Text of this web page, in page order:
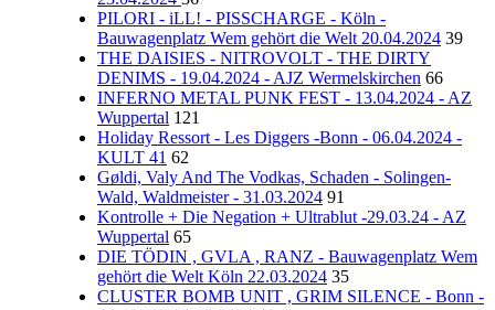
PILORI - iLL! - PISSCHARGE - Köln -
Bauwagenplatz Wem gehört die Welt 20.04.2024 39
THE DAISIES - NITROVOLT - THE DIRTY
DENIMS - 19.04.2024 - AJZ Wermelskirchen 66
INFERNO METAL PUNK FEST - 13.04.2024 - AZ
Wuppertal 121
Holiday Ressort - Les Diggers -Bonn - 06.04.2024 -
KULT 41 62
Gøldi, Valy And The Vodkas, Schaden - Solingen-
Wald, Waldmeister - 31.03.2024 91
Kontrolle + Die Negation + Ultrablut -29.03.24 - AZ
Wuppertal 65
DIE TÖDIN , GVLA , RANZ - Bauwagenplatz Wem
gehört die Welt Köln 22.03.2024 35
CLUSTER BOMB UNIT , GRIM SILENCE - Bonn -